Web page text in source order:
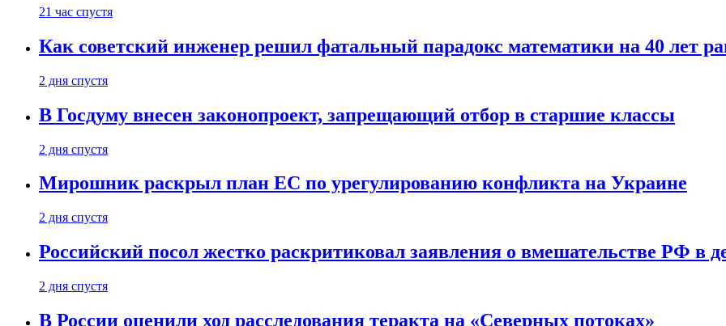
21 час спустя
Как советский инженер решил фатальный парадокс математики на 40 лет
2 дня спустя
В Госдуму внесен законопроект, запрещающий отбор в старшие классы
2 дня спустя
Мирошник раскрыл план ЕС по урегулированию конфликта на Украине
2 дня спустя
Российский посол жестко раскритиковал заявления о вмешательстве РФ в
2 дня спустя
В России оценили ход расследования теракта на «Северных потоках»